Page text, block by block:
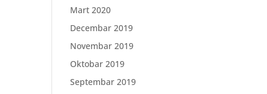
Mart 2020
Decembar 2019
Novembar 2019
Oktobar 2019
Septembar 2019